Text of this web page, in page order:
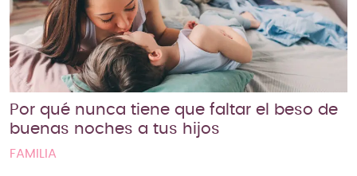
Por qué nunca tiene que faltar el beso de
buenas noches a tus hijos
FAMILIA